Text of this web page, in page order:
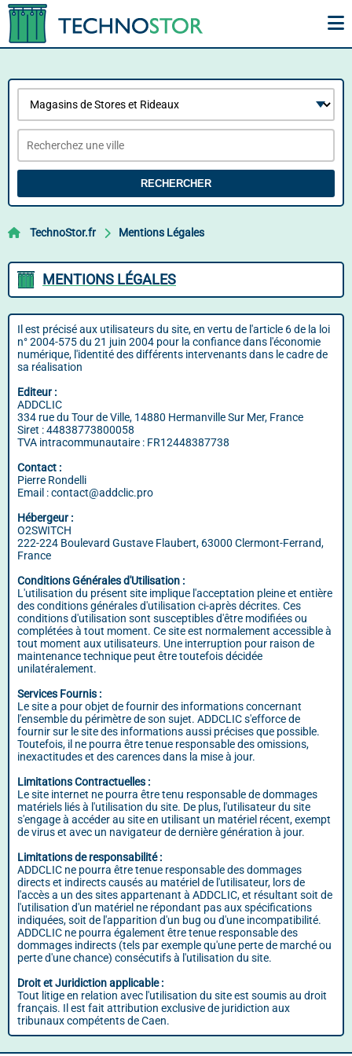
RECHERCHER
TechnoStor.fr Mentions Légales
MENTIONS LÉGALES
Il est précisé aux utilisateurs du site, en vertu de l'article 6 de la loi
n° 2004-575 du 21 juin 2004 pour la confiance dans l'économie
numérique, l'identité des différents intervenants dans le cadre de
sa réalisation
Editeur :
ADDCLIC
334 rue du Tour de Ville, 14880 Hermanville Sur Mer, France
Siret : 44838773800058
TVA intracommunautaire : FR12448387738
Contact :
Pierre Rondelli
Email : contact@addclic.pro
Hébergeur :
O2SWITCH
222-224 Boulevard Gustave Flaubert, 63000 Clermont-Ferrand,
France
Conditions Générales d'Utilisation :
L'utilisation du présent site implique l'acceptation pleine et entière
des conditions générales d'utilisation ci-après décrites. Ces
conditions d'utilisation sont susceptibles d'être modifiées ou
complétées à tout moment. Ce site est normalement accessible à
tout moment aux utilisateurs. Une interruption pour raison de
maintenance technique peut être toutefois décidée
unilatéralement.
Services Fournis :
Le site a pour objet de fournir des informations concernant
l'ensemble du périmètre de son sujet. ADDCLIC s'efforce de
fournir sur le site des informations aussi précises que possible.
Toutefois, il ne pourra être tenue responsable des omissions,
inexactitudes et des carences dans la mise à jour.
Limitations Contractuelles :
Le site internet ne pourra être tenu responsable de dommages
matériels liés à l'utilisation du site. De plus, l'utilisateur du site
s'engage à accéder au site en utilisant un matériel récent, exempt
de virus et avec un navigateur de dernière génération à jour.
Limitations de responsabilité :
ADDCLIC ne pourra être tenue responsable des dommages
directs et indirects causés au matériel de l'utilisateur, lors de
l'accès a un des sites appartenant à ADDCLIC, et résultant soit de
l'utilisation d'un matériel ne répondant pas aux spécifications
indiquées, soit de l'apparition d'un bug ou d'une incompatibilité.
ADDCLIC ne pourra également être tenue responsable des
dommages indirects (tels par exemple qu'une perte de marché ou
perte d'une chance) consécutifs à l'utilisation du site.
Droit et Juridiction applicable :
Tout litige en relation avec l'utilisation du site est soumis au droit
français. Il est fait attribution exclusive de juridiction aux
tribunaux compétents de Caen.